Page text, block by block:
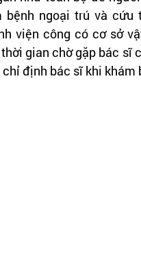
ngoại trú và cứu
viện công có cơ sở
gian chờ gặp bác
định bác sĩ khi khám